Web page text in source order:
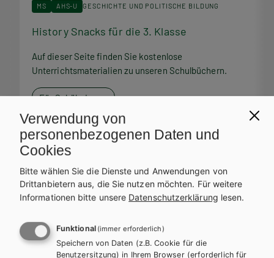
MS AHS-U GESCHICHTE UND POLITISCHE BILDUNG
History Snacks für die 3. Klasse
Auf dieser Seite finden Sie kostenlose
Unterrichtsmaterialien zu unseren Schulbüchern.
Für SchülerInnen
Service Team
zur Verfügung.
Verwendung von
personenbezogenen Daten und
Cookies
Bitte wählen Sie die Dienste und Anwendungen von
Drittanbietern aus, die Sie nutzen möchten. Für weitere
Informationen bitte unsere Datenschutzerklärung lesen.
Funktional (immer erforderlich)
Speichern von Daten (z.B. Cookie für die
Benutzersitzung) in Ihrem Browser (erforderlich für